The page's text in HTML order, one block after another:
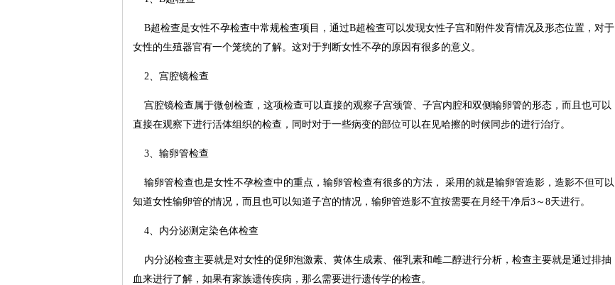
B超检查是女性不孕检查中常规检查项目，通过B超检查可以发现女性子宫和附件发育情况及形态位置，对于
女性的生殖器官有一个笼统的了解。这对于判断女性不孕的原因有很多的意义。
2、宫腔镜检查
宫腔镜检查属于微创检查，这项检查可以直接的观察子宫颈管、子宫内腔和双侧输卵管的形态，而且也可以
直接在观察下进行活体组织的检查，同时对于一些病变的部位可以在见哈擦的时候同步的进行治疗。
3、输卵管检查
输卵管检查也是女性不孕检查中的重点，输卵管检查有很多的方法， 采用的就是输卵管造影，造影不但可以
知道女性输卵管的情况，而且也可以知道子宫的情况，输卵管造影不宜按需要在月经干净后3～8天进行。
4、内分泌测定染色体检查
内分泌检查主要就是对女性的促卵泡激素、黄体生成素、催乳素和雌二醇进行分析，检查主要就是通过排抽
血来进行了解，如果有家族遗传疾病，那么需要进行遗传学的检查。